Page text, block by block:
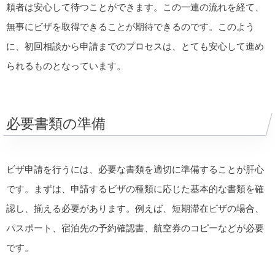
頼者は安心して待つことができます。この一連の流れを経て、
無事にビザを取得できることが期待できるのです。このよう
に、初回相談から申請までのプロセスは、とても安心して進め
られるものとなっています。
必要書類の準備
ビザ申請を行うには、必要な書類を適切に準備することが肝心
です。まずは、申請するビザの種類に応じた基本的な書類を確
認し、揃える必要があります。例えば、短期滞在ビザの場合、
パスポート、宿泊先の予約確認書、航空券のコピーなどが必要
です。